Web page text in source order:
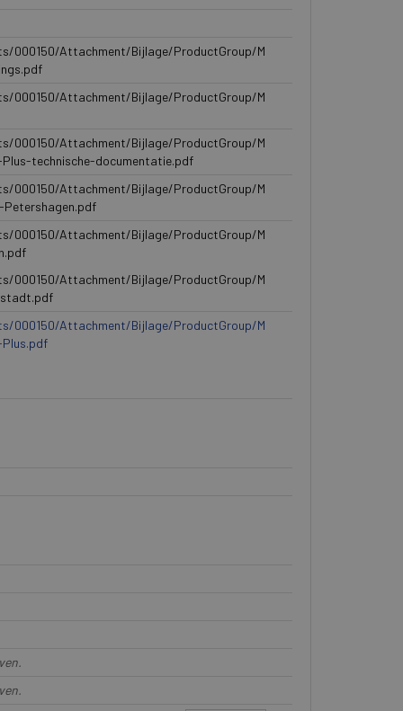
000150/Attachment/Bijlage/ProductGroup/M
000150/Attachment/Bijlage/ProductGroup/M
000150/Attachment/Bijlage/ProductGroup/M
Plus-technische-documentatie.pdf
000150/Attachment/Bijlage/ProductGroup/M
000150/Attachment/Bijlage/ProductGroup/M
000150/Attachment/Bijlage/ProductGroup/M
000150/Attachment/Bijlage/ProductGroup/M